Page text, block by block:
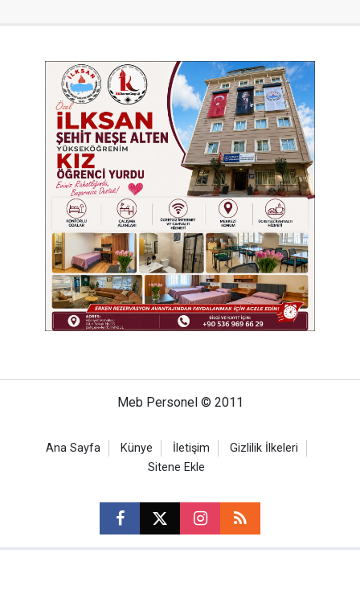
Meb Personel © 2011
Ana Sayfa Künye İletişim
Gizlilik İlkeleri
Sitene Ekle